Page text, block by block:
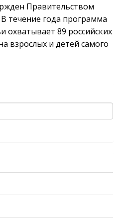
Правительством
течение года программа
охватывает 89 российских
взрослых и детей самого